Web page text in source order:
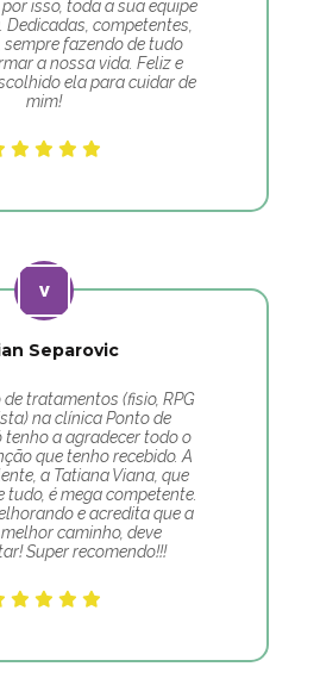
isso, toda a sua equipe
competentes,
fazendo de tudo
a nossa vida. Feliz e
ela para cuidar de
mim!
Separovic
tratamentos (fisio, RPG
na clínica Ponto de
tenho a agradecer todo o
que tenho recebido. A
a Tatiana Viana, que
tudo, é mega competente.
e acredita que a
caminho, deve
Super recomendo!!!